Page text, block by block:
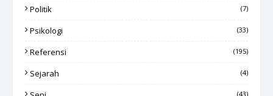
Politik (7)
Psikologi (33)
Referensi (195)
Sejarah (4)
(43)